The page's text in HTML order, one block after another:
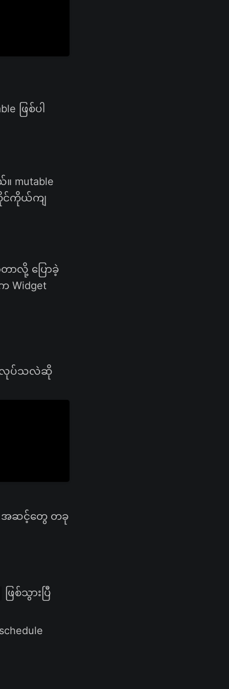
ဖြစ်ပါ
mutable
င်ကိုယ်ကျ
ာလို့ ပြောခဲ့
Widget
လုပ်သလဲဆို
အဆင့်တွေ တခု
ဖြစ်သွားပြီ